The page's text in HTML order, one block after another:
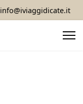
info@iviaggidicate.it